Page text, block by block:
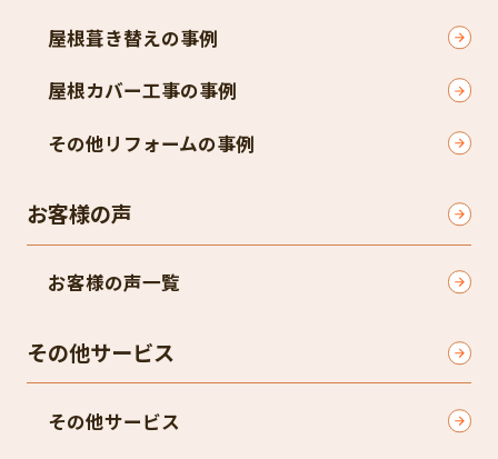
屋根葺き替えの事例
屋根カバー工事の事例
その他リフォームの事例
お客様の声
お客様の声一覧
その他サービス
その他サービス